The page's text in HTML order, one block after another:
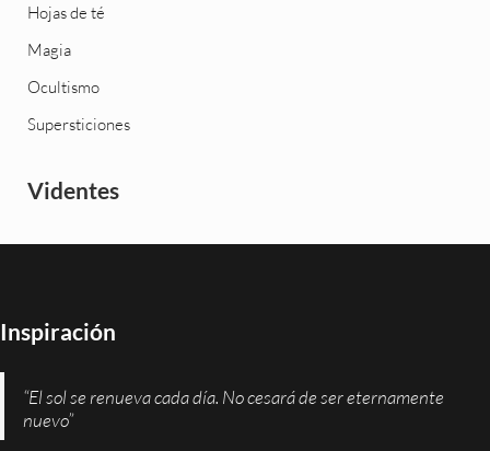
Hojas de té
Magia
Ocultismo
Supersticiones
Videntes
Inspiración
“El sol se renueva cada día. No cesará de ser eternamente
nuevo”